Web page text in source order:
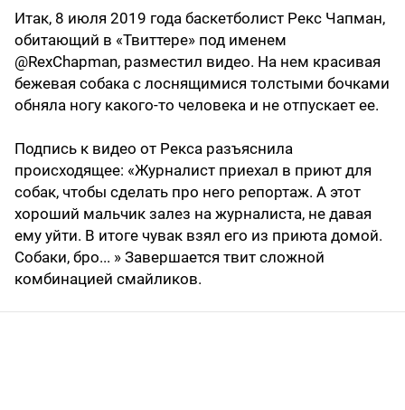
Итак, 8 июля 2019 года баскетболист Рекс Чапман,
обитающий в «Твиттере» под именем
@RexChapman, разместил видео. На нем красивая
бежевая собака с лоснящимися толстыми бочками
обняла ногу какого-то человека и не отпускает ее.
Подпись к видео от Рекса разъяснила
происходящее: «Журналист приехал в приют для
собак, чтобы сделать про него репортаж. А этот
хороший мальчик залез на журналиста, не давая
ему уйти. В итоге чувак взял его из приюта домой.
Собаки, бро... » Завершается твит сложной
комбинацией смайликов.